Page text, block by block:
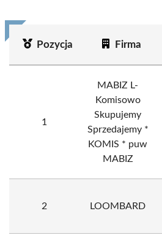
Pozycja Firma
1
MABIZ L-
Komisowo
Skupujemy
Sprzedajemy *
KOMIS * puw
MABIZ
2 LOOMBARD